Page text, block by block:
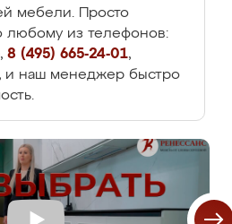
мебели. Просто
любому из телефонов:
, 8 (495) 665-24-01,
, и наш менеджер быстро